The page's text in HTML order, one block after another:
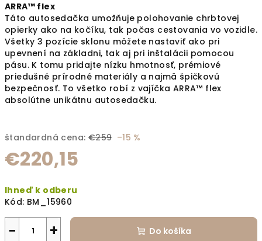
ARRA™ flex
Táto autosedačka umožňuje polohovanie chrbtovej
opierky ako na kočíku, tak počas cestovania vo vozidle.
Všetky 3 pozície sklonu môžete nastaviť ako pri
upevnení na základni, tak aj pri inštalácii pomocou
pásu. K tomu pridajte nízku hmotnosť, prémiové
priedušné prírodné materiály a najmä špičkovú
bezpečnosť. To všetko robí z vajíčka ARRA™ flex
absolútne unikátnu autosedačku.
štandardná cena: €259 –15 %
€220,15
Ihneď k odberu
Kód: BM_15960
+
− Do košíka